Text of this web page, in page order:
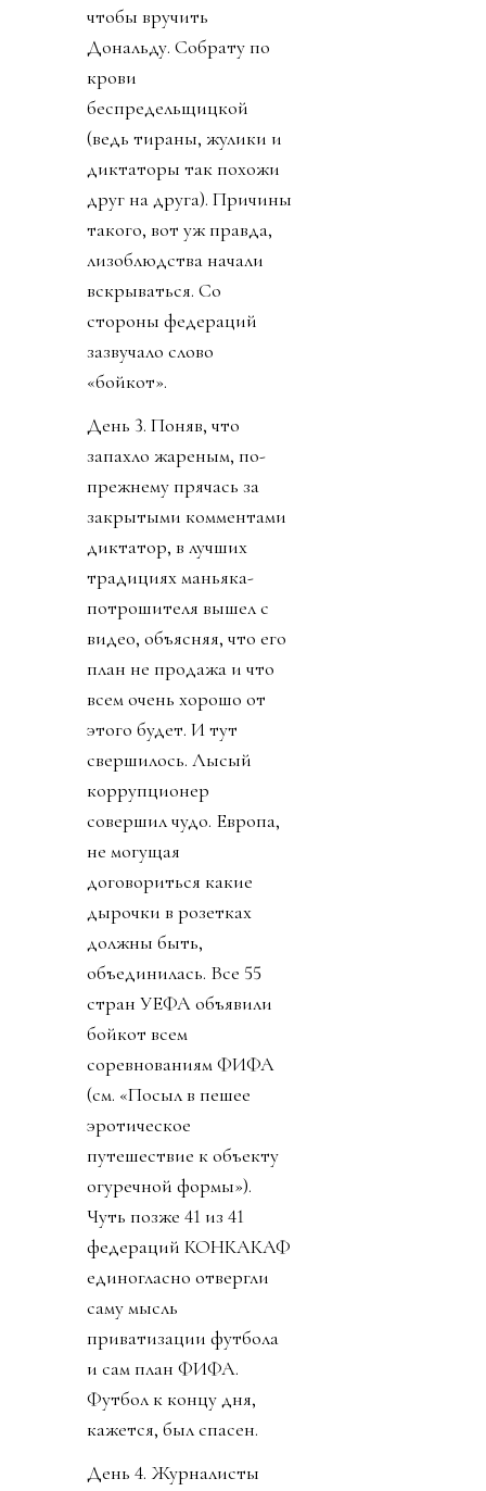
чтобы вручить
Дональду. Собрату по
крови
беспредельщицкой
(ведь тираны, жулики и
диктаторы так похожи
друг на друга). Причины
такого, вот уж правда,
лизоблюдства начали
вскрываться. Со
стороны федераций
зазвучало слово
«бойкот».
День 3. Поняв, что
запахло жареным, по-
прежнему прячась за
закрытыми комментами
диктатор, в лучших
традициях маньяка-
потрошителя вышел с
видео, объясняя, что его
план не продажа и что
всем очень хорошо от
этого будет. И тут
свершилось. Лысый
коррупционер
совершил чудо. Европа,
не могущая
договориться какие
дырочки в розетках
должны быть,
объединилась. Все 55
стран УЕФА объявили
бойкот всем
соревнованиям ФИФА
(см. «Посыл в пешее
эротическое
путешествие к объекту
огуречной формы»).
Чуть позже 41 из 41
федераций КОНКАКАФ
единогласно отвергли
саму мысль
приватизации футбола
и сам план ФИФА.
Футбол к концу дня,
кажется, был спасен.
День 4. Журналисты